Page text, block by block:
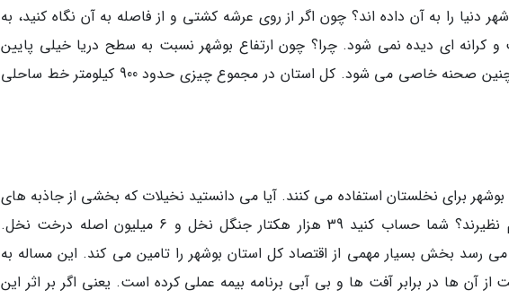
دنیا را به آن داده اند؟ چون اگر از روی عرشه کشتی و از فاصله به آن نگاه کنید، به
کرانه ای دیده نمی شود. چرا؟ چون ارتفاع بوشهر نسبت به سطح دریا خیلی پایین
است و همین باعث به وجود آمدن چنین صحنه خاصی می شود. کل استان در مجموع چیزی حدود 900 کیلومتر خط ساحلی
برای نخلستان استفاده می کنند. آیا می دانستید نخیلات که بخشی از جاذبه های
گردشگری بوشهر هستند، در دنیا کم نظیرند؟ شما حساب کنید 39 هزار هکتار جنگل نخل و 6 میلیون اصله درخت نخل.
رسد بخش بسیار مهمی از اقتصاد کل استان بوشهر را تامین می کند. این مساله به
آن ها در برابر آفت ها و بی آبی برنامه بیمه عملی کرده است. یعنی اگر بر اثر این